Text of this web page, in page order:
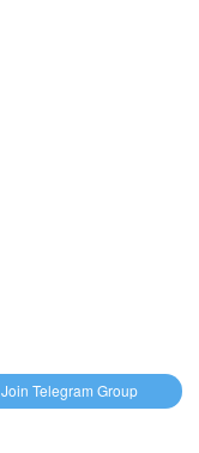
Join Telegram Group